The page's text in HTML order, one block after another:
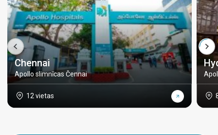
Chennai
Apollo slimnīcas Čennai
12 vietas